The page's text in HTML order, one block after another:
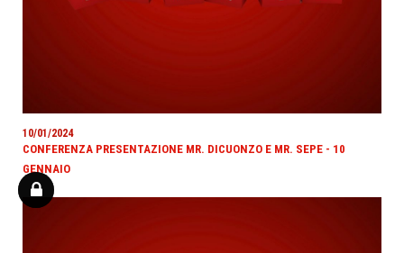
10/01/2024
CONFERENZA PRESENTAZIONE MR. DICUONZO E MR. SEPE - 10
GENNAIO